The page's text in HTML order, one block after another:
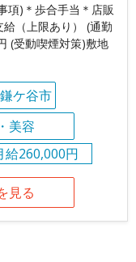
項)＊歩合手当＊店販
（上限あり） (通勤
(受動喫煙対策)敷地
鎌ケ谷市
美容
給260,000円
見る